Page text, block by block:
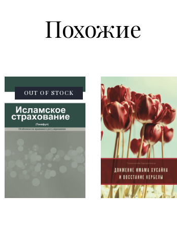
Похожие
OUT OF STOCK